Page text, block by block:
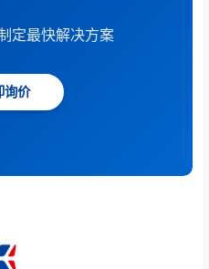
定最快解决方案
询价